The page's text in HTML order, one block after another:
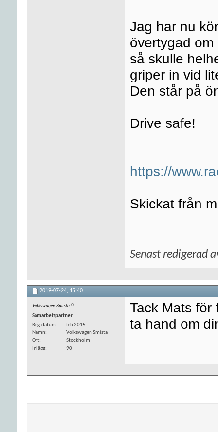
Jag har nu
övertygad
så skulle
griper in vid
Den står på
Drive safe!
https://
Skickat från
Senast redigerad
2019-07-24, 15:40
Volkswagen-Smista
Samarbetspartner
Reg.datum
feb 2015
Namn
Volkswagen Smista
Ort
Stockholm
Inlägg
90
Tack Mats för
ta hand om